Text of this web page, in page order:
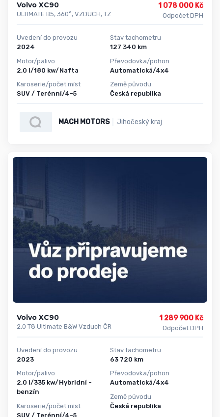
Volvo XC90
ULTIMATE B5, 360°, VZDUCH, TZ
1 078 000 Kč
Odpočet DPH
Uvedení do provozu
2024
Motor/palivo
2,0 l/180 kw/Nafta
Karoserie/počet míst
SUV / Terénní/4-5
Stav tachometru
127 340 km
Převodovka/pohon
Automatická/4x4
Země původu
Česká republika
MACH MOTORS Jihočeský kraj
Volvo XC90
2,0 T8 Ultimate B&W Vzduch ČR
1 289 900 Kč
Odpočet DPH
Uvedení do provozu
2023
Motor/palivo
2,0 l/335 kw/Hybridní -
benzín
Karoserie/počet míst
SUV / Terénní/4-5
Stav tachometru
63 720 km
Převodovka/pohon
Automatická/4x4
Země původu
Česká republika